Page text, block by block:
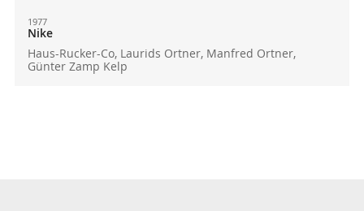
1977
Nike
Haus-Rucker-Co, Laurids Ortner, Manfred Ortner,
Günter Zamp Kelp